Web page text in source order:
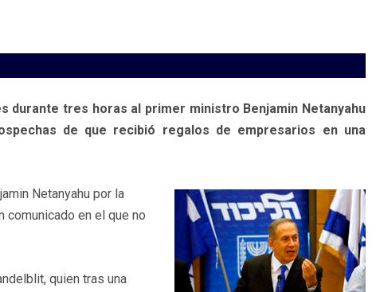
durante tres horas al primer ministro Benjamin Netanyahu
de que recibió regalos de empresarios en una
Netanyahu por la
comunicado en el que no
quien tras una